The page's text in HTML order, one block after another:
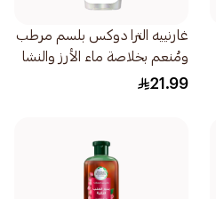
غارنييه الترا دوكس بلسم مرطب
ومُنعم بخلاصة ماء الأرز والنشا
360مل
21.99